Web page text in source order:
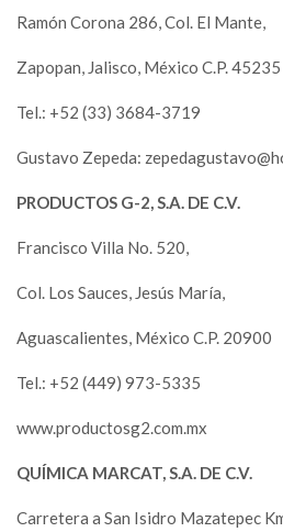
Ramón Corona 286, Col. El Mante,
Zapopan, Jalisco, México C.P. 45235
Tel.: +52 (33) 3684-3719
Gustavo Zepeda:
PRODUCTOS G-2, S.A. DE C.V.
Francisco Villa No. 520,
Col. Los Sauces, Jesús María,
Aguascalientes, México C.P. 20900
Tel.: +52 (449) 973-5335
www.productosg2.com.mx
QUÍMICA MARCAT, S.A. DE C.V.
Carretera a San Isidro Mazatepec